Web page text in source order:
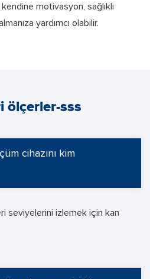
motivasyon, sağlıklı
yardımcı olabilir.
ölçerler-sss
cihazını kim
seviyelerini izlemek için kan